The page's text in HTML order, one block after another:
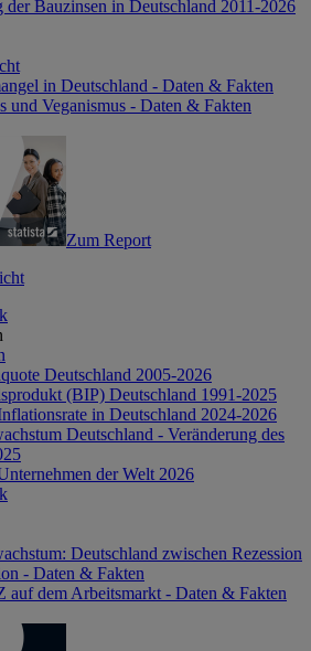
Bauzinsen in Deutschland 2011-2026
in Deutschland - Daten & Fakten
und Veganismus - Daten & Fakten
Zum Report
Deutschland 2005-2026
(BIP) Deutschland 1991-2025
in Deutschland 2024-2026
Deutschland - Veränderung des
der Welt 2026
Deutschland zwischen Rezession
- Daten & Fakten
auf dem Arbeitsmarkt - Daten & Fakten